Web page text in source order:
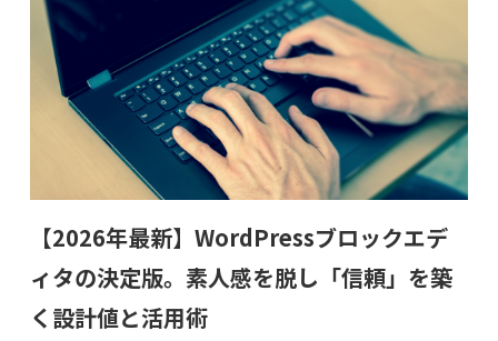
【2026年最新】WordPressブロックエデ
ィタの決定版。素人感を脱し「信頼」を築
く設計値と活用術